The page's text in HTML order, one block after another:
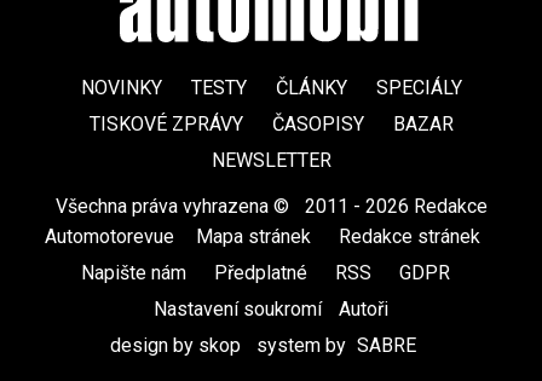
NOVINKY TESTY ČLÁNKY
SPECIÁLY
TISKOVÉ ZPRÁVY
ČASOPISY
BAZAR
NEWSLETTER
Všechna práva vyhrazena ©
2011 - 2026 Redakce
Automotorevue
Mapa stránek Redakce stránek
Napište nám
Předplatné RSS GDPR
Nastavení soukromí
Autoři
design by skop
system by SABRE